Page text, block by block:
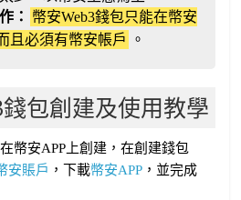
：
幣安Web3錢包只能在幣安
且必須有幣安帳戶
。
包創建及使用教學
幣安APP上創建，在創建錢包
安賬戶 ，下載幣安APP ，並完成